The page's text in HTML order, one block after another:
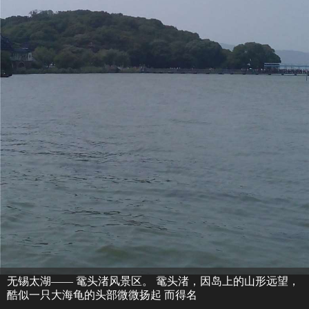
无锡太湖—— 鼋头渚风景区。 鼋头渚，因岛上的山形远望，
酷似一只大海龟的头部微微扬起 而得名